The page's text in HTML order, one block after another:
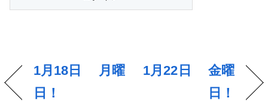
1月18日 月曜
日！
1月22日 金曜
日！